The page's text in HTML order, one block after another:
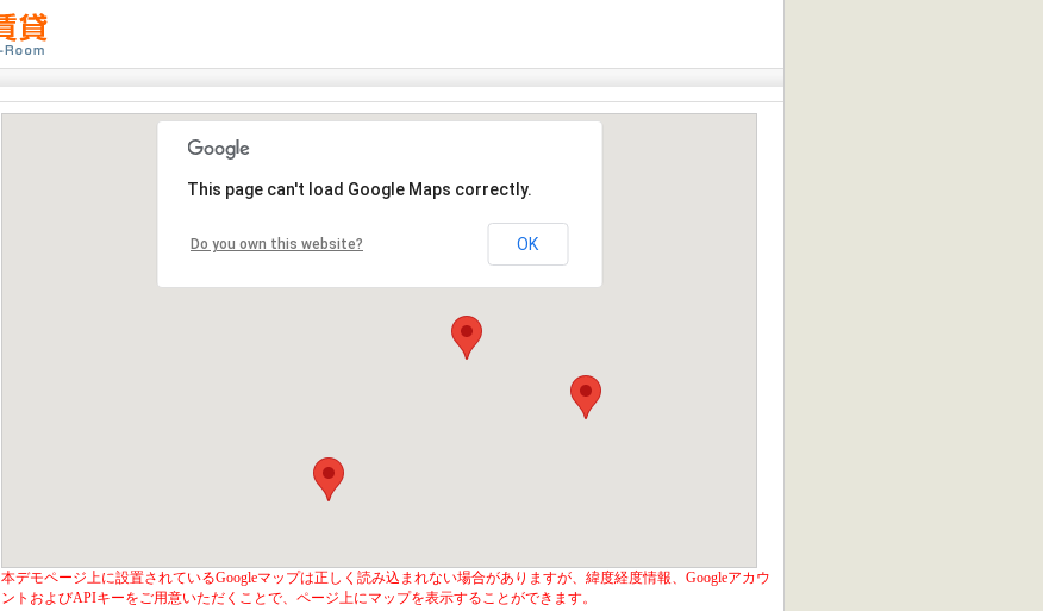
This page can't load Google Maps correctly.
Do you own this website? OK
本デモページ上に設置されているGoogleマップは正しく読み込まれない場合がありますが、緯度経度情報、Googleアカウ
ントおよびAPIキーをご用意いただくことで、ページ上にマップを表示することができます。